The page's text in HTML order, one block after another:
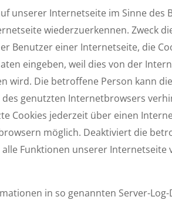
unserer Internetseite im Sinne des
wiederzuerkennen. Zweck
Benutzer einer Internetseite, die
eingeben, weil dies von der
wird. Die betroffene Person kann
genutzten Internetbrowsers
Cookies jederzeit über einen
möglich. Deaktiviert die
Funktionen unserer Internetseite
in so genannten Server-